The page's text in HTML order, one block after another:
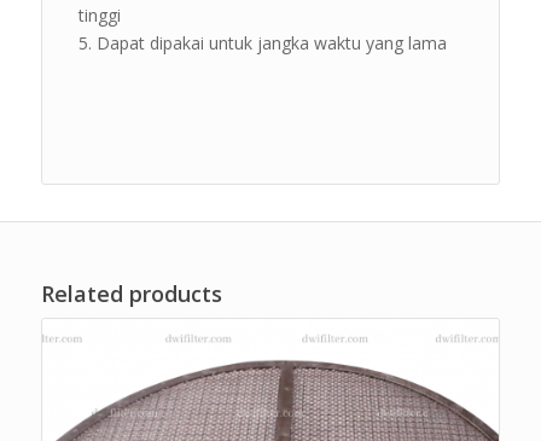
tinggi
Dapat dipakai untuk jangka waktu yang lama
Related products